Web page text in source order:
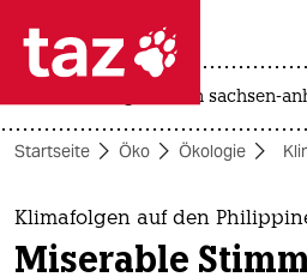
 taz zahl ich
taz zahl ich
themen
landtagswahl in sachsen-
Startseite Öko Ökologie
Klimafolgen auf den
Miserable